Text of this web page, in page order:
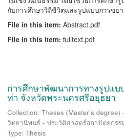
กับการศึกษาวิถีชีวิตและรูปแบบการขย
File in this item: Abstract.pdf
File in this item: fulltext.pdf
การศึกษาพัฒนาการทางรูปแบ
ท่า จังหวัดพระนครศรีอยุธยา
Collection: Theses (Master's
วิทยานิพนธ์ - ประวัติศาสตร์สถาปัตยกรร
Type: Thesis